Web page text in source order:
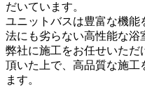
だいています。
ユニットバスは豊富な機能
法にも劣らない高性能な浴
弊社に施工をお任せいただ
頂いた上で、高品質な施工
ます。